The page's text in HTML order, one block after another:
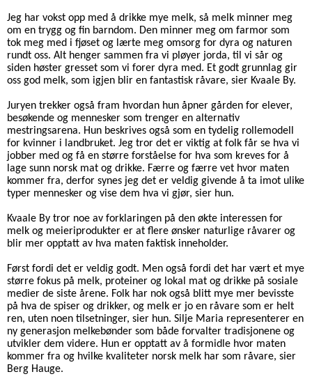
Jeg har vokst opp med å drikke mye melk, så melk minner meg
om en trygg og fin barndom. Den minner meg om farmor som
tok meg med i fjøset og lærte meg omsorg for dyra og naturen
rundt oss. Alt henger sammen fra vi pløyer jorda, til vi sår og
siden høster gresset som vi forer dyra med. Et godt grunnlag gir
oss god melk, som igjen blir en fantastisk råvare, sier Kvaale By.
Juryen trekker også fram hvordan hun åpner gården for elever,
besøkende og mennesker som trenger en alternativ
mestringsarena. Hun beskrives også som en tydelig rollemodell
for kvinner i landbruket. Jeg tror det er viktig at folk får se hva vi
jobber med og få en større forståelse for hva som kreves for å
lage sunn norsk mat og drikke. Færre og færre vet hvor maten
kommer fra, derfor synes jeg det er veldig givende å ta imot ulike
typer mennesker og vise dem hva vi gjør, sier hun.
Kvaale By tror noe av forklaringen på den økte interessen for
melk og meieriprodukter er at flere ønsker naturlige råvarer og
blir mer opptatt av hva maten faktisk inneholder.
Først fordi det er veldig godt. Men også fordi det har vært et mye
større fokus på melk, proteiner og lokal mat og drikke på sosiale
medier de siste årene. Folk har nok også blitt mye mer bevisste
på hva de spiser og drikker, og melk er jo en råvare som er helt
ren, uten noen tilsetninger, sier hun. Silje Maria representerer en
ny generasjon melkebønder som både forvalter tradisjonene og
utvikler dem videre. Hun er opptatt av å formidle hvor maten
kommer fra og hvilke kvaliteter norsk melk har som råvare, sier
Berg Hauge.